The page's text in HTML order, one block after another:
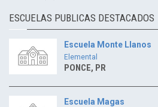
ESCUELAS PUBLICAS DESTACADOS
Escuela Monte Llanos
Elemental
PONCE, PR
Escuela Magas